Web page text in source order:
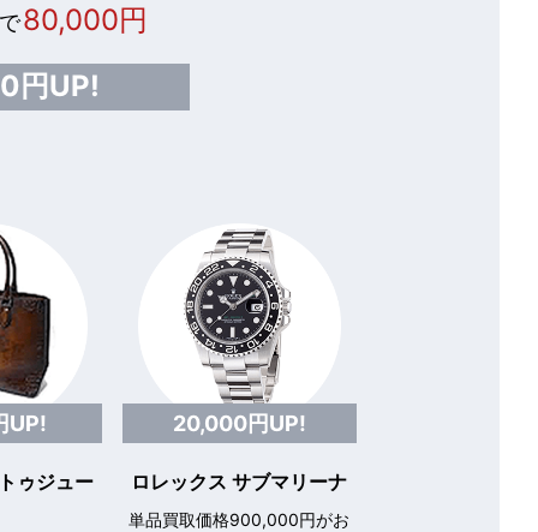
80,000円
円UP!
UP!
ゥジュー
20,000円UP!
ロレックス サブマリーナ
単品買取価格900,000円がお